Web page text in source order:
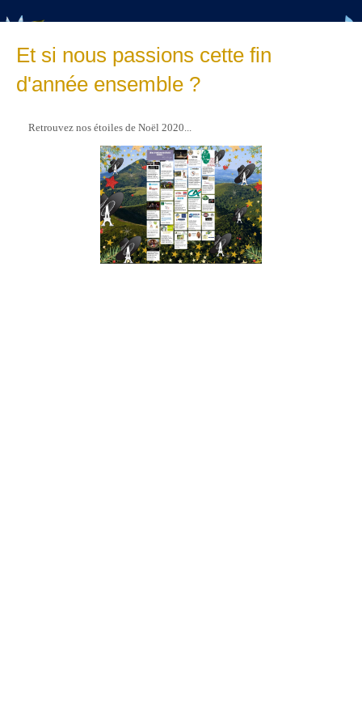
Et si nous passions cette fin
d'année ensemble ?
Retrouvez nos étoiles de Noël 2020...